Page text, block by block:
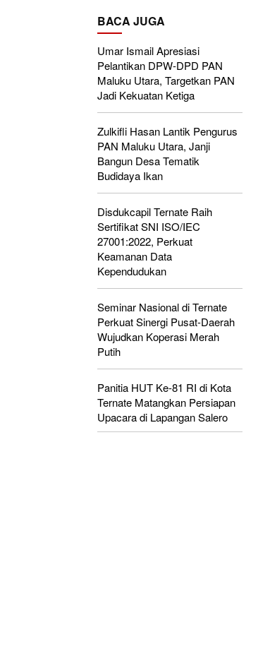
BACA JUGA
Umar Ismail Apresiasi
Pelantikan DPW-DPD PAN
Maluku Utara, Targetkan PAN
Jadi Kekuatan Ketiga
Zulkifli Hasan Lantik Pengurus
PAN Maluku Utara, Janji
Bangun Desa Tematik
Budidaya Ikan
Disdukcapil Ternate Raih
Sertifikat SNI ISO/IEC
27001:2022, Perkuat
Keamanan Data
Kependudukan
Seminar Nasional di Ternate
Perkuat Sinergi Pusat-Daerah
Wujudkan Koperasi Merah
Putih
Panitia HUT Ke-81 RI di Kota
Ternate Matangkan Persiapan
Upacara di Lapangan Salero